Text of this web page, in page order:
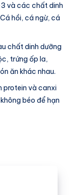
và các chất dinh
hồi, cá ngừ, cá
chất dinh dưỡng
trứng ốp la,
ăn khác nhau.
protein và canxi
béo để hạn